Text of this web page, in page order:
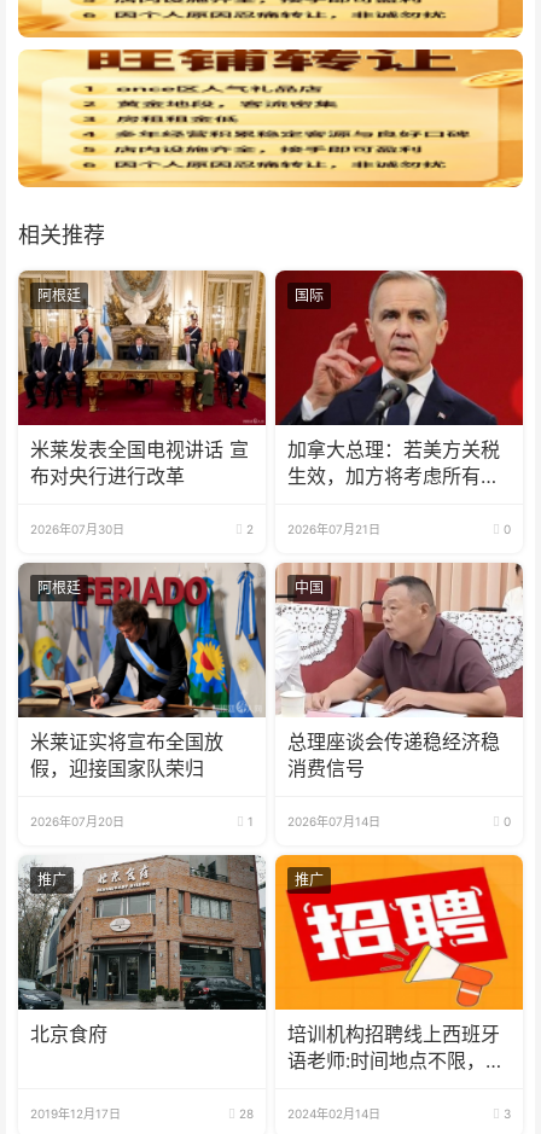
相关推荐
阿根廷
米莱发表全国电视讲话 宣
布对央行进行改革
2026年07月30日 2
国际
加拿大总理：若美方关税
生效，加方将考虑所有回
2026年07月21日 0
阿根廷
米莱证实将宣布全国放
假，迎接国家队荣归
2026年07月20日 1
中国
总理座谈会传递稳经济稳
消费信号
2026年07月14日 0
推广
北京食府
2019年12月17日 28
推广
培训机构招聘线上西班牙
语老师:时间地点不限，可
2024年02月14日 3